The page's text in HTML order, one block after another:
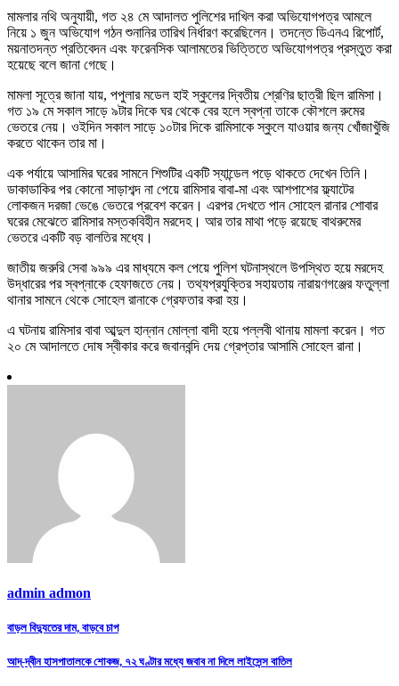
মামলার নথি অনুযায়ী, গত ২৪ মে আদালত পুলিশের দাখিল করা অভিযোগপত্র আমলে
নিয়ে ১ জুন অভিযোগ গঠন শুনানির তারিখ নির্ধারণ করেছিলেন। তদন্তে ডিএনএ রিপোর্ট,
ময়নাতদন্ত প্রতিবেদন এবং ফরেনসিক আলামতের ভিত্তিতে অভিযোগপত্র প্রস্তুত করা
হয়েছে বলে জানা গেছে।
মামলা সূত্রে জানা যায়, পপুলার মডেল হাই স্কুলের দ্বিতীয় শ্রেণির ছাত্রী ছিল রামিসা।
গত ১৯ মে সকাল সাড়ে ৯টার দিকে ঘর থেকে বের হলে স্বপ্না তাকে কৌশলে রুমের
ভেতরে নেয়। ওইদিন সকাল সাড়ে ১০টার দিকে রামিসাকে স্কুলে যাওয়ার জন্য খোঁজাখুঁজি
করতে থাকেন তার মা।
এক পর্যায়ে আসামির ঘরের সামনে শিশুটির একটি স্যান্ডেল পড়ে থাকতে দেখেন তিনি।
ডাকাডাকির পর কোনো সাড়াশব্দ না পেয়ে রামিসার বাবা-মা এবং আশপাশের ফ্ল্যাটের
লোকজন দরজা ভেঙে ভেতরে প্রবেশ করেন। এরপর দেখতে পান সোহেল রানার শোবার
ঘরের মেঝেতে রামিসার মস্তকবিহীন মরদেহ। আর তার মাথা পড়ে রয়েছে বাথরুমের
ভেতরে একটি বড় বালতির মধ্যে।
জাতীয় জরুরি সেবা ৯৯৯ এর মাধ্যমে কল পেয়ে পুলিশ ঘটনাস্থলে উপস্থিত হয়ে মরদেহ
উদ্ধারের পর স্বপ্নাকে হেফাজতে নেয়। তথ্যপ্রযুক্তির সহায়তায় নারায়ণগঞ্জের ফতুল্লা
থানার সামনে থেকে সোহেল রানাকে গ্রেফতার করা হয়।
এ ঘটনায় রামিসার বাবা আব্দুল হান্নান মোল্লা বাদী হয়ে পল্লবী থানায় মামলা করেন। গত
২০ মে আদালতে দোষ স্বীকার করে জবানবন্দি দেয় গ্রেপ্তার আসামি সোহেল রানা।
admin admon
Post
navigation
বাড়ল বিদ্যুতের দাম, বাড়বে চাপ
আদ্-দ্বীন হাসপাতালকে শোকজ, ৭২ ঘণ্টার মধ্যে জবাব না দিলে লাইসেন্স বাতিল